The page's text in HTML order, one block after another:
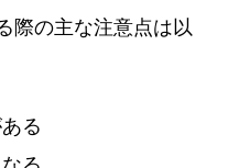
際の主な注意点は以
る